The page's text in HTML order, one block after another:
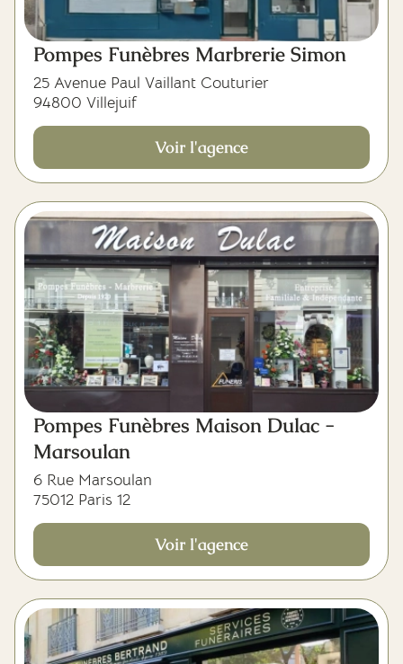
Pompes Funèbres Marbrerie Simon
25 Avenue Paul Vaillant Couturier
94800 Villejuif
Voir l'agence
Pompes Funèbres Maison Dulac -
Marsoulan
6 Rue Marsoulan
75012 Paris 12
Voir l'agence